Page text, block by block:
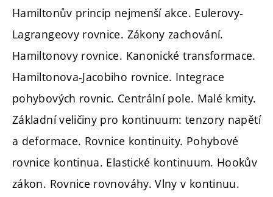
Hamiltonův princip nejmenší akce. Eulerovy-
Lagrangeovy rovnice. Zákony zachování.
Hamiltonovy rovnice. Kanonické transformace.
Hamiltonova-Jacobiho rovnice. Integrace
pohybových rovnic. Centrální pole. Malé kmity.
Základní veličiny pro kontinuum: tenzory napětí
a deformace. Rovnice kontinuity. Pohybové
rovnice kontinua. Elastické kontinuum. Hookův
zákon. Rovnice rovnováhy. Vlny v kontinuu.